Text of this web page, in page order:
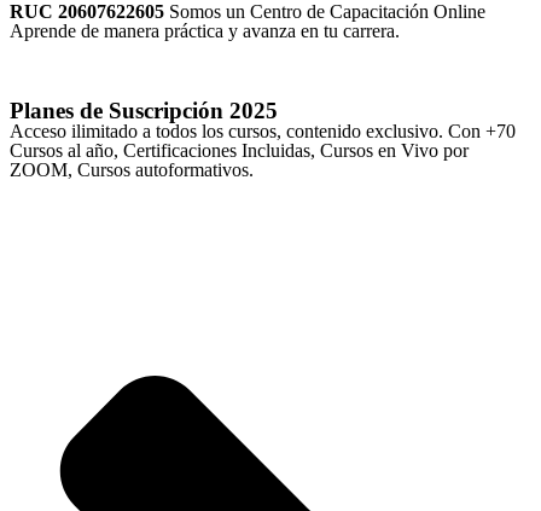
RUC 20607622605 Somos un Centro de Capacitación Online
Aprende de manera práctica y avanza en tu carrera.
Planes de Suscripción 2025
Acceso ilimitado a todos los cursos, contenido exclusivo. Con +70
Cursos al año, Certificaciones Incluidas, Cursos en Vivo por
ZOOM, Cursos autoformativos.